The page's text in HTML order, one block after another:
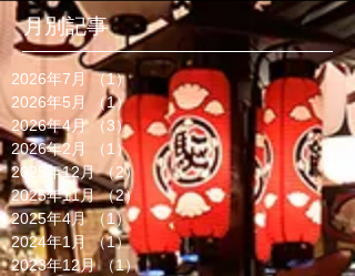
月別記事
2026年7月 （1）1件の記事
2026年5月
（1）1件の記事
2026年4月 （3）3件の記事
2026年2月
（1） 1件の記事
2025年12月 （2）
2件の記事
2025年11月 （2）
2件の記事
2025年4月 （1）1件の記事
2024年1月 （1）1件の記事
2023年12月 （1）1件の記事